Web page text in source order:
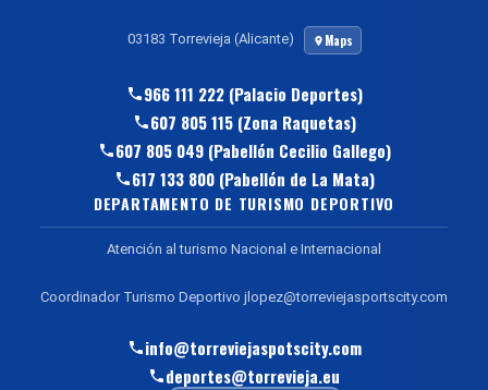
03183 Torrevieja (Alicante) Maps
966 111 222 (Palacio Deportes)
607 805 115 (Zona Raquetas)
607 805 049 (Pabellón Cecilio Gallego)
617 133 800 (Pabellón de La Mata)
DEPARTAMENTO DE TURISMO DEPORTIVO
Atención al turismo Nacional e Internacional
Coordinador Turismo Deportivo jlopez@torreviejasportscity.com
info@torreviejaspotscity.com
deportes@torrevieja.eu